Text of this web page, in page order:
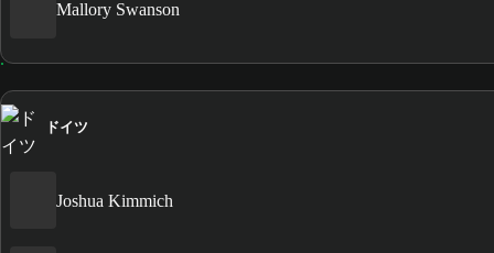
Mallory Swanson
ドイツ
Joshua Kimmich